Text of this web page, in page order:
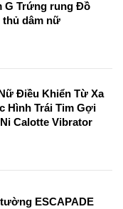
G Trứng rung Đồ
dâm nữ
Điều Khiển Từ Xa
Hình Trái Tim Gợi
Calotte Vibrator
ESCAPADE